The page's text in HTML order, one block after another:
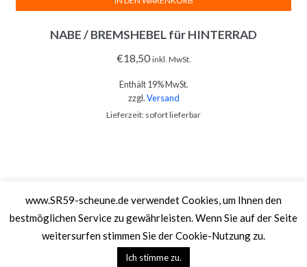
NABE / BREMSHEBEL für HINTERRAD
€18,50 inkl. MwSt.
Enthält 19% MwSt.
zzgl.Versand
Lieferzeit: sofort lieferbar
ShopperWP
DATENSCHUTZ
ALLGEMEINE GESCHÄFTSBEDINGUNGEN
WIDERRUF
WIDERRUFEN
www.SR59-scheune.de verwendet Cookies, um Ihnen den
bestmöglichen Service zu gewährleisten. Wenn Sie auf der Seite
weitersurfen stimmen Sie der Cookie-Nutzung zu.
Ich stimme zu.